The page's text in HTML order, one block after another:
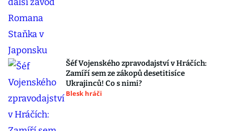
Šéf Vojenského zpravodajství v Hráčích:
Zamíří sem ze zákopů desetitisíce
Ukrajinců! Co s nimi?
Blesk hráči